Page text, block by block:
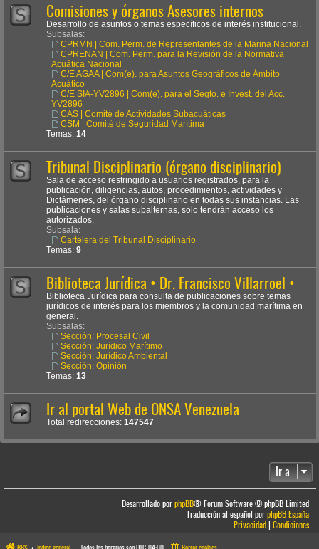
Comisiones y órganos Asesores internos
Desarrollo de asuntos o temas específicos de interés institucional.
Subsalas:
CPRMN | Com. Perm. de Representantes de la Marina Nacional
CPRENAN | Com. Perm. para la Revisión de la Normativa
Acuática Nacional
C/E AGAA | Com(e). para Asuntos Geográficos de Ámbito
Acuático
C/E SIA-YV2896 | Com(e). para el Segto. e Invest. del Acc.
YV2896
CAS | Comité de Actividades Subacuáticas
CSM | Comité de Seguridad Marítima
Temas: 14
Tribunal Disciplinario (órgano disciplinario)
Sala de acceso restringido a usuarios registrados, para la
publicación, diligencias, autos, procedimientos, actividades y
Dictámenes, del órgano disciplinario en todas sus instancias. Las
publicaciones y salas subalternas, solo tendrán acceso los
autorizados.
Subsala:
Cartelera del Tribunal Disciplinario
Temas: 9
Biblioteca Jurídica • Dr. Francisco Villarroel •
Biblioteca Jurídica para consulta de publicaciones sobre temas
jurídicos de interés para los miembros y la comunidad marítima en
general.
Subsalas:
Sección: Procesal Civil
Sección: Jurídico Marítimo
Sección: Jurídico Ambiental
Sección: Opinión
Temas: 13
Ir al portal Web de ONSA Venezuela
Total redirecciones: 147547
Ir a
Desarrollado porphpBB® Forum Software © phpBB Limited
Traducción al español porphpBB España
Privacidad|Condiciones